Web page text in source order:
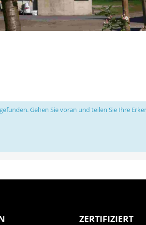
Gehen Sie voran und teilen Sie Ihre
ZERTIFIZIERT